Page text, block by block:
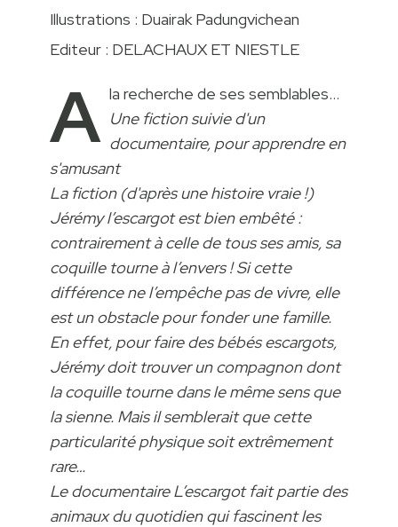
Illustrations : Duairak Padungvichean
Editeur : DELACHAUX ET NIESTLE
A la recherche de ses semblables...
Une fiction suivie d'un
documentaire, pour apprendre en
s'amusant
La fiction (d'après une histoire vraie !)
Jérémy l’escargot est bien embêté :
contrairement à celle de tous ses amis‚ sa
coquille tourne à l’envers ! Si cette
différence ne l’empêche pas de vivre‚ elle
est un obstacle pour fonder une famille.
En effet‚ pour faire des bébés escargots‚
Jérémy doit trouver un compagnon dont
la coquille tourne dans le même sens que
la sienne. Mais il semblerait que cette
particularité physique soit extrêmement
rare…
Le documentaire L’escargot fait partie des
animaux du quotidien qui fascinent les